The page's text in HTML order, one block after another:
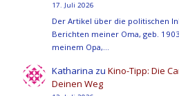
17. Juli 2026
Der Artikel über die politischen
Berichten meiner Oma, geb.
meinem Opa,…
Katharina zuKino-Tipp: Die
Deinen Weg